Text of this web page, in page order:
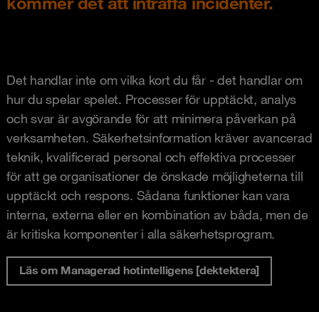
Det handlar inte om vilka kort du får - det handlar om
hur du spelar spelet. Processer för upptäckt, analys
och svar är avgörande för att minimera påverkan på
verksamheten. Säkerhetsinformation kräver avancerad
teknik, kvalificerad personal och effektiva processer
för att ge organisationer de önskade möjligheterna till
upptäckt och respons. Sådana funktioner kan vara
interna, externa eller en kombination av båda, men de
är kritiska komponenter i alla säkerhetsprogram.
Läs om Managerad hotintelligens [dektektera]